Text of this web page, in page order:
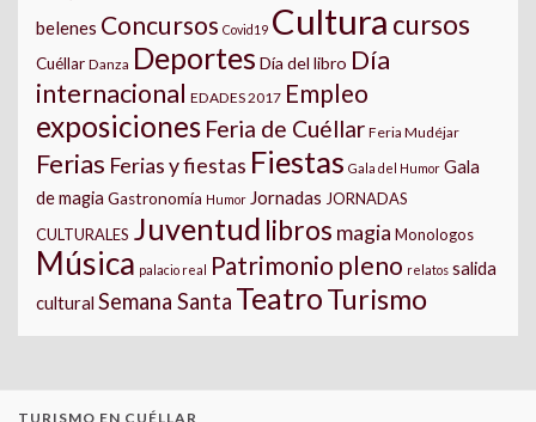
belenes Concursos Covid19 Cultura cursos
Cuéllar Danza Deportes Día del libro Día
internacional EDADES 2017 Empleo
exposiciones Feria de Cuéllar Feria Mudéjar
Ferias Ferias y fiestas Fiestas Gala del Humor Gala
de magia Gastronomía Humor Jornadas JORNADAS
CULTURALES Juventud libros magia Monologos
Música palacio real Patrimonio pleno relatos salida
cultural Semana Santa TeatroTurismo
TURISMO EN CUÉLLAR